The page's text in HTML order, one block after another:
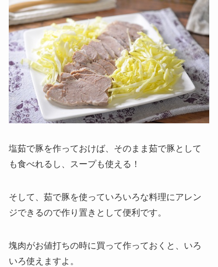
塩茹で豚を作っておけば、そのまま茹で豚として
も食べれるし、スープも使える！
そして、茹で豚を使っていろいろな料理にアレン
ジできるので作り置きとして便利です。
塊肉がお値打ちの時に買って作っておくと、いろ
いろ使えますよ。